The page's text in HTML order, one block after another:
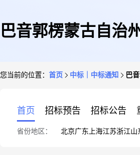
巴音郭楞蒙古自治
您当前的位置： 首页 中标｜中标通知 巴
首页 招标预告 招标公告
省份地区： 北京广东 上海江苏浙江山